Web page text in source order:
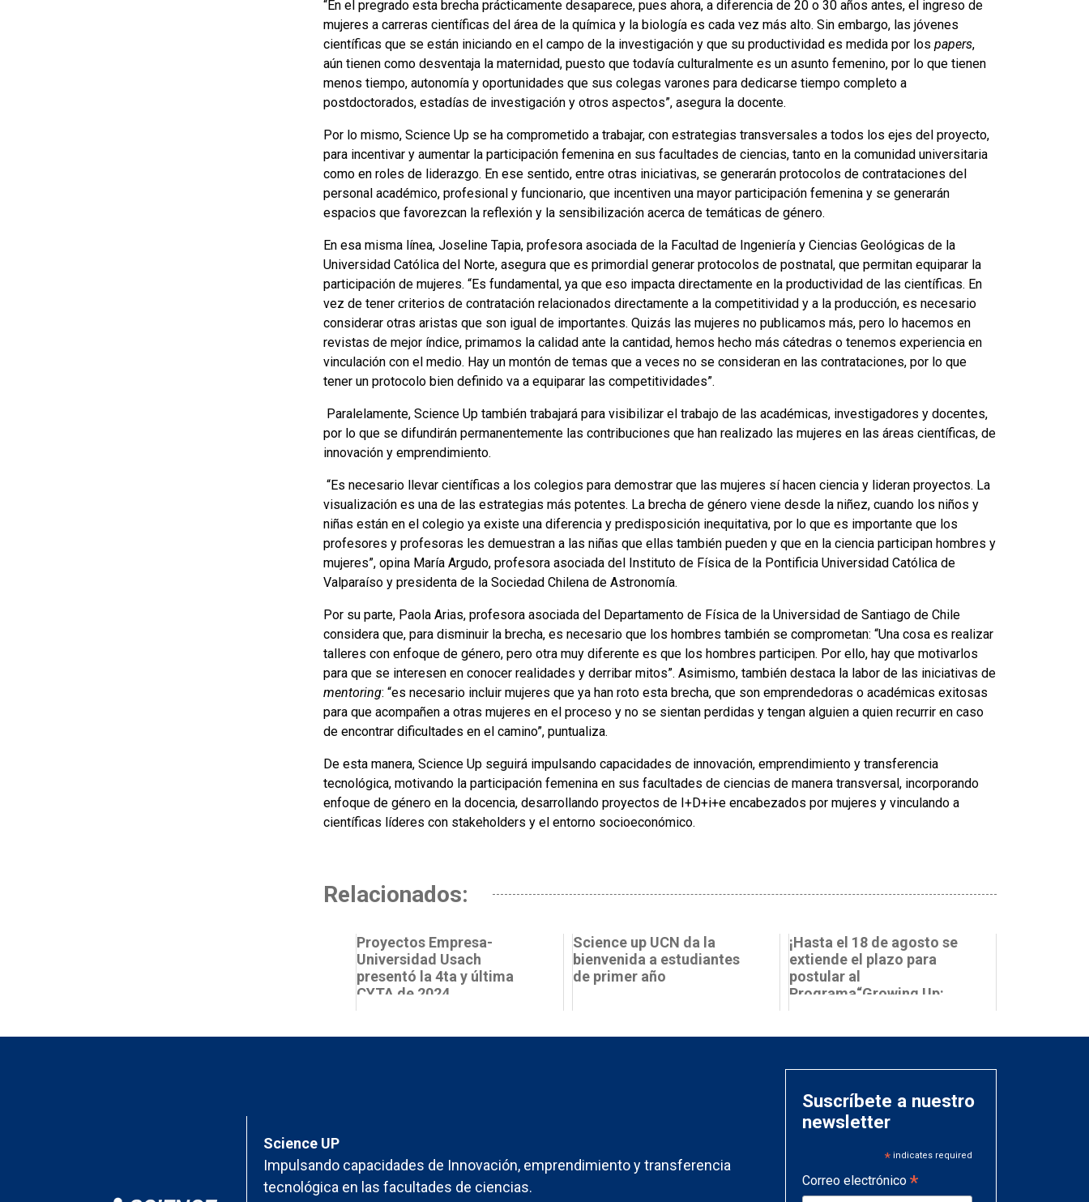
“En el pregrado esta brecha prácticamente desaparece, pues ahora, a diferencia de 20 o 30 años antes, el ingreso de
mujeres a carreras científicas del área de la química y la biología es cada vez más alto. Sin embargo, las jóvenes
científicas que se están iniciando en el campo de la investigación y que su productividad es medida por los papers,
aún tienen como desventaja la maternidad, puesto que todavía culturalmente es un asunto femenino, por lo que tienen
menos tiempo, autonomía y oportunidades que sus colegas varones para dedicarse tiempo completo a
postdoctorados, estadías de investigación y otros aspectos”, asegura la docente.
Por lo mismo, Science Up se ha comprometido a trabajar, con estrategias transversales a todos los ejes del proyecto,
para incentivar y aumentar la participación femenina en sus facultades de ciencias, tanto en la comunidad universitaria
como en roles de liderazgo. En ese sentido, entre otras iniciativas, se generarán protocolos de contrataciones del
personal académico, profesional y funcionario, que incentiven una mayor participación femenina y se generarán
espacios que favorezcan la reflexión y la sensibilización acerca de temáticas de género.
En esa misma línea, Joseline Tapia, profesora asociada de la Facultad de Ingeniería y Ciencias Geológicas de la
Universidad Católica del Norte, asegura que es primordial generar protocolos de postnatal, que permitan equiparar la
participación de mujeres. “Es fundamental, ya que eso impacta directamente en la productividad de las científicas. En
vez de tener criterios de contratación relacionados directamente a la competitividad y a la producción, es necesario
considerar otras aristas que son igual de importantes. Quizás las mujeres no publicamos más, pero lo hacemos en
revistas de mejor índice, primamos la calidad ante la cantidad, hemos hecho más cátedras o tenemos experiencia en
vinculación con el medio. Hay un montón de temas que a veces no se consideran en las contrataciones, por lo que
tener un protocolo bien definido va a equiparar las competitividades”.
Paralelamente, Science Up también trabajará para visibilizar el trabajo de las académicas, investigadores y docentes,
por lo que se difundirán permanentemente las contribuciones que han realizado las mujeres en las áreas científicas, de
innovación y emprendimiento.
“Es necesario llevar científicas a los colegios para demostrar que las mujeres sí hacen ciencia y lideran proyectos. La
visualización es una de las estrategias más potentes. La brecha de género viene desde la niñez, cuando los niños y
niñas están en el colegio ya existe una diferencia y predisposición inequitativa, por lo que es importante que los
profesores y profesoras les demuestran a las niñas que ellas también pueden y que en la ciencia participan hombres y
mujeres”, opina María Argudo, profesora asociada del Instituto de Física de la Pontificia Universidad Católica de
Valparaíso y presidenta de la Sociedad Chilena de Astronomía.
Por su parte, Paola Arias, profesora asociada del Departamento de Física de la Universidad de Santiago de Chile
considera que, para disminuir la brecha, es necesario que los hombres también se comprometan: “Una cosa es realizar
talleres con enfoque de género, pero otra muy diferente es que los hombres participen. Por ello, hay que motivarlos
para que se interesen en conocer realidades y derribar mitos”. Asimismo, también destaca la labor de las iniciativas de
mentoring: “es necesario incluir mujeres que ya han roto esta brecha, que son emprendedoras o académicas exitosas
para que acompañen a otras mujeres en el proceso y no se sientan perdidas y tengan alguien a quien recurrir en caso
de encontrar dificultades en el camino”, puntualiza.
De esta manera, Science Up seguirá impulsando capacidades de innovación, emprendimiento y transferencia
tecnológica, motivando la participación femenina en sus facultades de ciencias de manera transversal, incorporando
enfoque de género en la docencia, desarrollando proyectos de I+D+i+e encabezados por mujeres y vinculando a
científicas líderes con stakeholders y el entorno socioeconómico.
Relacionados:
Proyectos Empresa-
Universidad Usach
presentó la 4ta y última
CYTA de 2024
Science up UCN da la
bienvenida a estudiantes
de primer año
¡Hasta el 18 de agosto se
extiende el plazo para
postular al
Programa“Growing Up:
Science UP
Impulsando capacidades de Innovación, emprendimiento y transferencia
tecnológica en las facultades de ciencias.
Suscríbete a nuestro
newsletter
* indicates required
Correo electrónico *